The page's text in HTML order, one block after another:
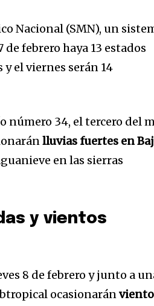
Nacional (SMN), un
febrero haya 13 estados
y el viernes serán 14
número 34, el tercero del
lluvias fuertes en
en las sierras
y vientos
8 de febrero y junto a
ocasionarán